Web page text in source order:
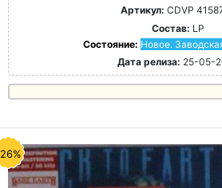
Артикул: CDVP
Состав: LP
Состояние: Новое.
Дата релиза: 25-05-